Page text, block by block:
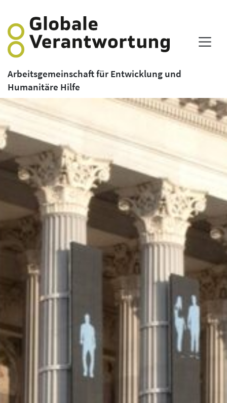
Arbeitsgemeinschaft für Entwicklung und
Humanitäre Hilfe